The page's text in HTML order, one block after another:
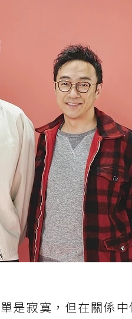
是寂寞，但在關係中